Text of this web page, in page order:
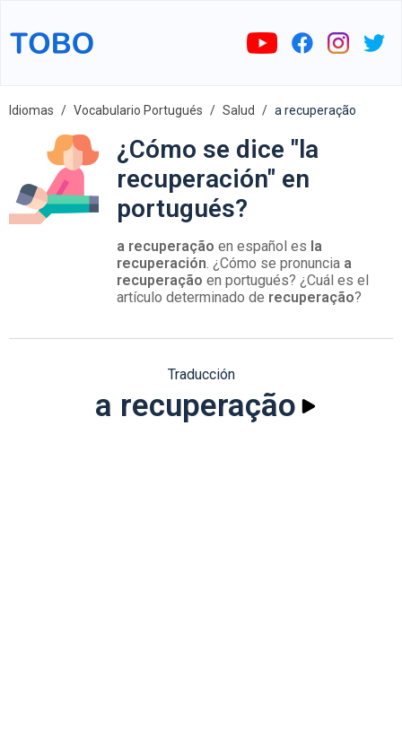
Idiomas Vocabulario Portugués Salud a recuperação
¿Cómo se dice "la
recuperación" en
portugués?
a recuperação en español es la
recuperación. ¿Cómo se pronuncia a
recuperação en portugués? ¿Cuál es el
artículo determinado de recuperação?
Traducción
a recuperação